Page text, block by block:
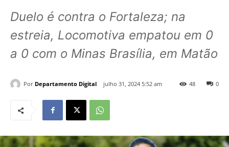
Duelo é contra o Fortaleza; na
estreia, Locomotiva empatou em 0
a 0 com o Minas Brasília, em Matão
Por Departamento Digital julho 31, 2024 5:52 am 0
48